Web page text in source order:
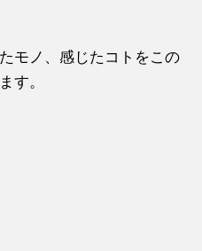
モノ、感じたコトをこの
す。